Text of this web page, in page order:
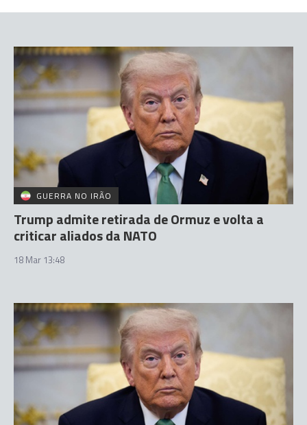
GUERRA NO IRÃO
Trump admite retirada de Ormuz e volta a
criticar aliados da NATO
18 Mar 13:48